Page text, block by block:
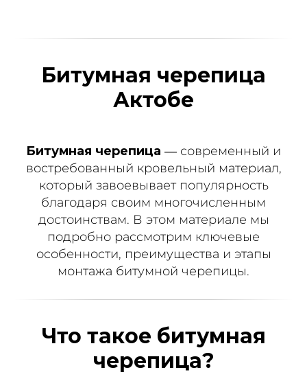
Битумная черепица
Актобе
Битумная черепица — современный и
востребованный кровельный материал,
который завоевывает популярность
благодаря своим многочисленным
достоинствам. В этом материале мы
подробно рассмотрим ключевые
особенности, преимущества и этапы
монтажа битумной черепицы.
Что такое битумная
черепица?